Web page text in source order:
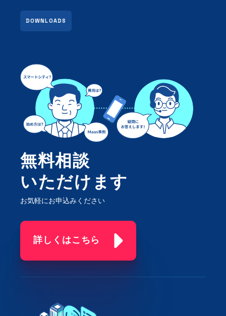
DOWNLOADS
無料相談
いただけます
お気軽にお申込みください
詳しくはこちら